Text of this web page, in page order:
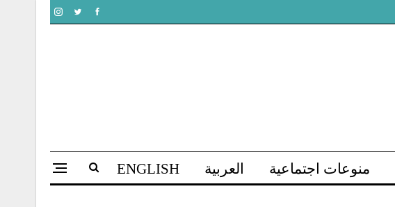
منوعات اجتماعية العربية ENGLISH